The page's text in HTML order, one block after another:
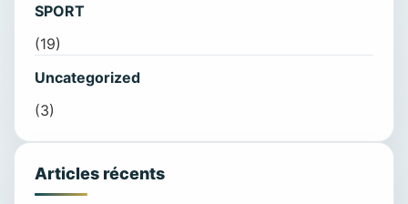
SPORT
(19)
Uncategorized
(3)
Articles récents